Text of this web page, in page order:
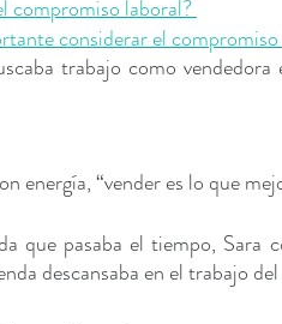
compromiso laboral?
considerar el
trabajo como
energía, “vender es lo que
que pasaba el tiempo, Sara
descansaba en el trabajo